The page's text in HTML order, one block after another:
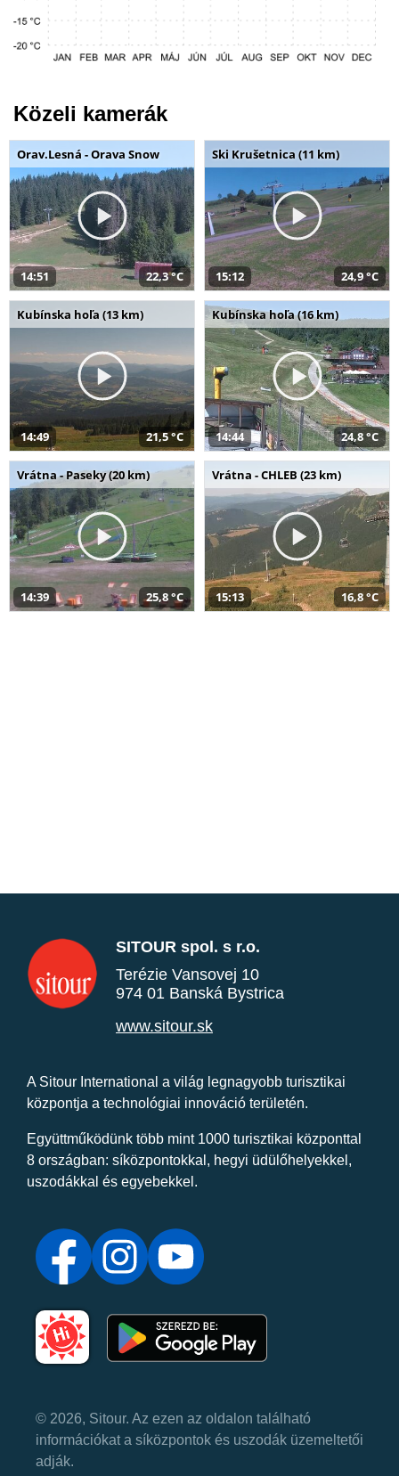
Közeli kamerák
Orav.Lesná - Orava Snow
14:51 22,3 °C
Ski Krušetnica (11 km)
15:12 24,9 °C
Kubínska hoľa (13 km)
14:49 21,5 °C
Kubínska hoľa (16 km)
14:44 24,8 °C
Vrátna - Paseky (20 km)
14:39 25,8 °C
Vrátna - CHLEB (23 km)
15:13 16,8 °C
SITOUR spol. s r.o.
Terézie Vansovej 10
974 01 Banská Bystrica
www.sitour.sk
A Sitour International a világ legnagyobb turisztikai
központja a technológiai innováció területén.
Együttműködünk több mint 1000 turisztikai központtal
8 országban: síközpontokkal, hegyi üdülőhelyekkel,
uszodákkal és egyebekkel.
© 2026, Sitour. Az ezen az oldalon található
információkat a síközpontok és uszodák üzemeltetői
adják.